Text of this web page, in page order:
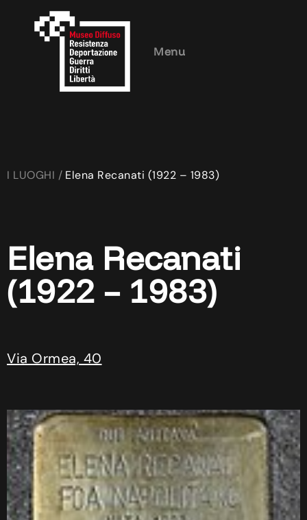
Menu
I LUOGHI / Elena Recanati (1922 – 1983)
Elena Recanati
(1922 – 1983)
Via Ormea, 40